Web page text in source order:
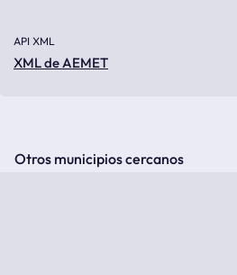
API XML
XML de AEMET
Otros municipios cercanos